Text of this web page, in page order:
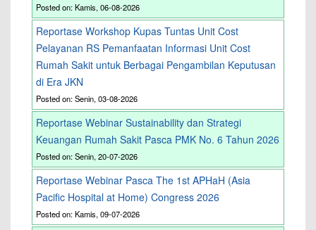
Posted on: Kamis, 06-08-2026
Reportase Workshop Kupas Tuntas Unit Cost
Pelayanan RS Pemanfaatan Informasi Unit Cost
Rumah Sakit untuk Berbagai Pengambilan Keputusan
di Era JKN
Posted on: Senin, 03-08-2026
Reportase Webinar Sustainability dan Strategi
Keuangan Rumah Sakit Pasca PMK No. 6 Tahun 2026
Posted on: Senin, 20-07-2026
Reportase Webinar Pasca The 1st APHaH (Asia
Pacific Hospital at Home) Congress 2026
Posted on: Kamis, 09-07-2026